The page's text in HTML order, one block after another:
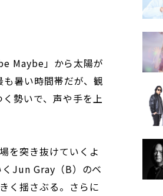
Maybe」から太陽が
暑い時間帯だが、観
勢いで、声や手を上
を突き抜けていくよ
Jun Gray（B）のベ
く揺さぶる。さらに